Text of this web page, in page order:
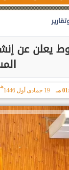
يعلن عن
مـ 19 جمادى أول 1446
هـ